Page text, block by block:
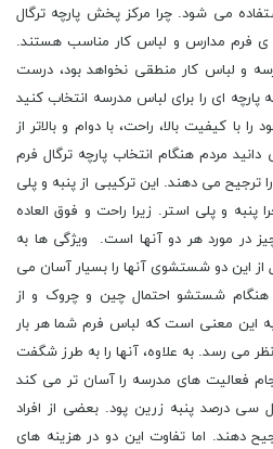
می شود. چرا مرکز پخش پارچه ترگال
ی فرم مدارس و لباس کار مناسب هستند.
و لباس کار منطقی نخواهد بود، درست
ای را برای لباس مدرسه انتخاب کنید
با کیفیت بالا، راحت، با دوام و بالاتر از
مردم هنگام انتخاب پارچه ترگال فرم
ترجیح می دهند. این ترکیبی از پنبه و پلی
و پلی استر. زیرا راحت و فوق العاده
در مورد هر دو آنها است. ویژگی ها به
از این دو شستشوی آنها را بسیار آسان می
هنگام شستشو احتمال چین و چروک و از
این معنی است که لباس فرم شما هر بار
می رسد. به علاوه، آنها را به طرز شگفت
فعالیت های مدرسه را آسان تر می کند
سی درصد پنبه زرین پود. بعضی از افراد
دهند. اما تفاوت این دو در هزینه های